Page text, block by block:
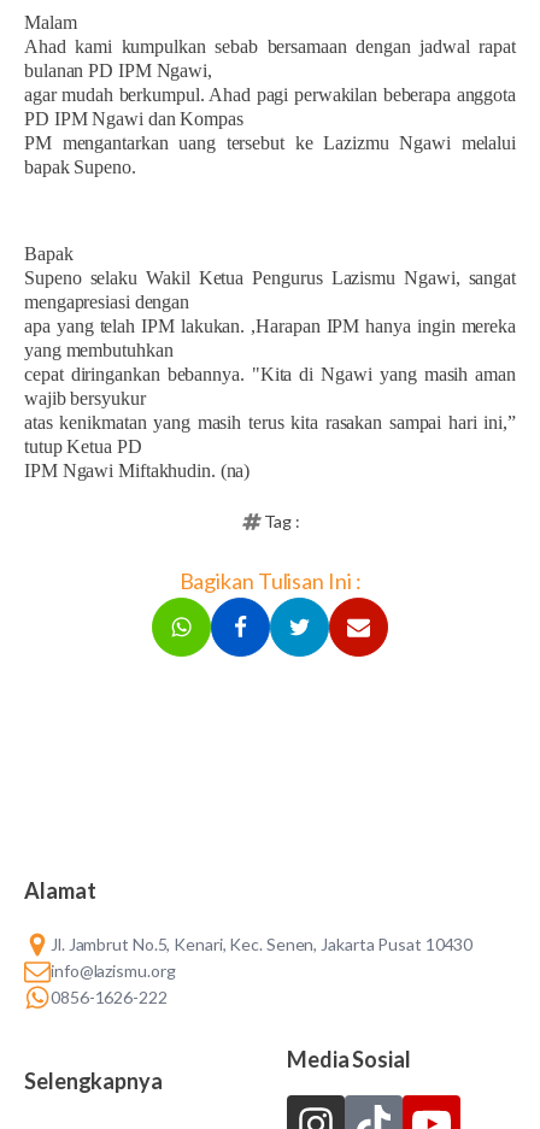
Malam
Ahad kami kumpulkan sebab bersamaan dengan jadwal rapat
bulanan PD IPM Ngawi,
agar mudah berkumpul. Ahad pagi perwakilan beberapa anggota
PD IPM Ngawi dan Kompas
PM mengantarkan uang tersebut ke Lazizmu Ngawi melalui
bapak Supeno.
Bapak
Supeno selaku Wakil Ketua Pengurus Lazismu Ngawi, sangat
mengapresiasi dengan
apa yang telah IPM lakukan. ,Harapan IPM hanya ingin mereka
yang membutuhkan
cepat diringankan bebannya. "Kita di Ngawi yang masih aman
wajib bersyukur
atas kenikmatan yang masih terus kita rasakan sampai hari ini,”
tutup Ketua PD
IPM Ngawi Miftakhudin. (na)
Tag :
Bagikan Tulisan Ini :
Alamat
Jl. Jambrut No.5, Kenari, Kec. Senen, Jakarta Pusat 10430
info@lazismu.org
0856-1626-222
Selengkapnya
Media Sosial